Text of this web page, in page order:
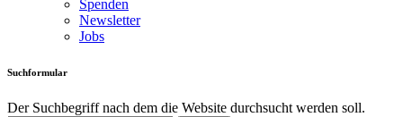
Spenden
Newsletter
Jobs
Suchformular
Der Suchbegriff nach dem die Website durchsucht werden soll.